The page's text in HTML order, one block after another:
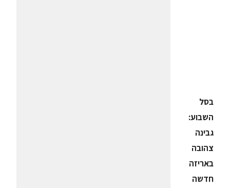
בסל
השבוע:
גבינה
צהובה
באריזה
חדשה